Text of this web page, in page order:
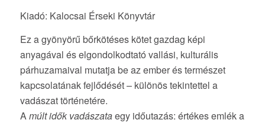
Kiadó: Kalocsai Érseki Könyvtár
Ez a gyönyörű bőrkötéses kötet gazdag képi
anyagával és elgondolkodtató vallási, kulturális
párhuzamaival mutatja be az ember és természet
kapcsolatának fejlődését – különös tekintettel a
vadászat történetére.
Amúlt idők vadászataegy időutazás: értékes emlék a